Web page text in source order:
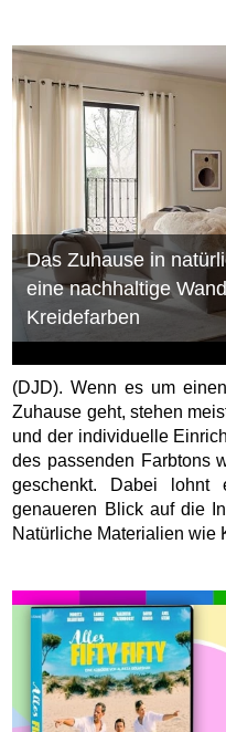
Das Zuhause in
eine nachhaltige
Kreidefarben
(DJD). Wenn es um
Zuhause geht, stehen
und der individuelle
des passenden Farbtons
geschenkt. Dabei
genaueren Blick auf die
Natürliche Materialien wie